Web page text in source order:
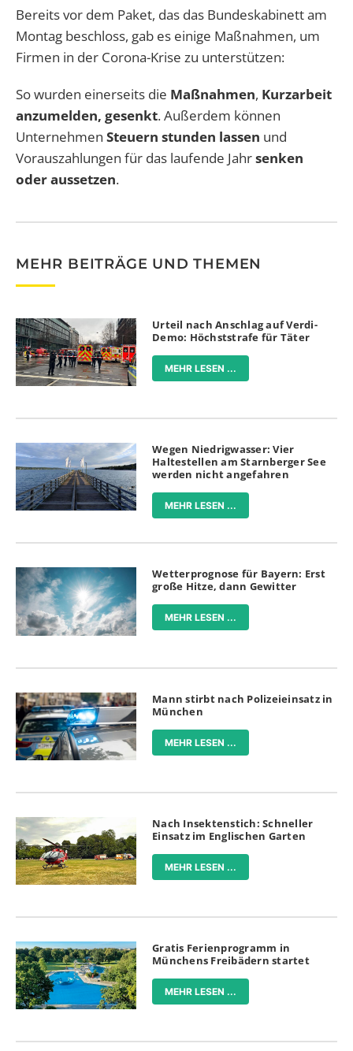
Bereits vor dem Paket, das das Bundeskabinett am
Montag beschloss, gab es einige Maßnahmen, um
Firmen in der Corona-Krise zu unterstützen:
So wurden einerseits die Maßnahmen, Kurzarbeit
anzumelden, gesenkt. Außerdem können
Unternehmen Steuern stunden lassen und
Vorauszahlungen für das laufende Jahrsenken
oder aussetzen.
MEHR BEITRÄGE UND THEMEN
Urteil nach Anschlag auf Verdi-
Demo: Höchststrafe für Täter
MEHR LESEN ...
Wegen Niedrigwasser: Vier
Haltestellen am Starnberger See
werden nicht angefahren
MEHR LESEN ...
Wetterprognose für Bayern: Erst
große Hitze, dann Gewitter
MEHR LESEN ...
Mann stirbt nach Polizeieinsatz in
München
MEHR LESEN ...
Nach Insektenstich: Schneller
Einsatz im Englischen Garten
MEHR LESEN ...
Gratis Ferienprogramm in
Münchens Freibädern startet
MEHR LESEN ...